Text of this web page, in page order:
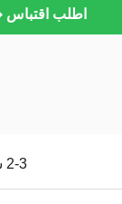
اطلب اقتباس
2-3 ساعات